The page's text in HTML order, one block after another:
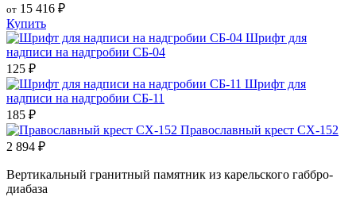
от 15 416 ₽
Купить
Шрифт для
надписи на надгробии СБ-04
125 ₽
Шрифт для
надписи на надгробии СБ-11
185 ₽
Православный крест СХ-152
2 894 ₽
Вертикальный гранитный памятник из карельского габбро-
диабаза